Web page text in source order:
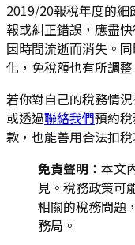
2019/20報稅年度的細
報或糾正錯誤，應盡
因時間流逝而消失。
化，免稅額也有所調
若你對自己的稅務情
或透過聯絡我們預約
款，也能善用合法扣稅
免責聲明 ：本文
見。稅務政策可
相關的稅務問題
務局。